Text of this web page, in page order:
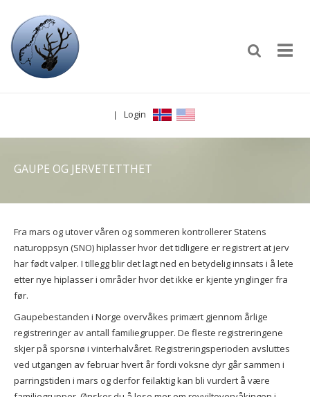
Login
GAUPE OG JERVETETTHET
Fra mars og utover våren og sommeren kontrollerer Statens
naturoppsyn (SNO) hiplasser hvor det tidligere er registrert at jerv
har født valper. I tillegg blir det lagt ned en betydelig innsats i å lete
etter nye hiplasser i områder hvor det ikke er kjente ynglinger fra
før.
Gaupebestanden i Norge overvåkes primært gjennom årlige
registreringer av antall familiegrupper. De fleste registreringene
skjer på sporsnø i vinterhalvåret. Registreringsperioden avsluttes
ved utgangen av februar hvert år fordi voksne dyr går sammen i
parringstiden i mars og derfor feilaktig kan bli vurdert å være